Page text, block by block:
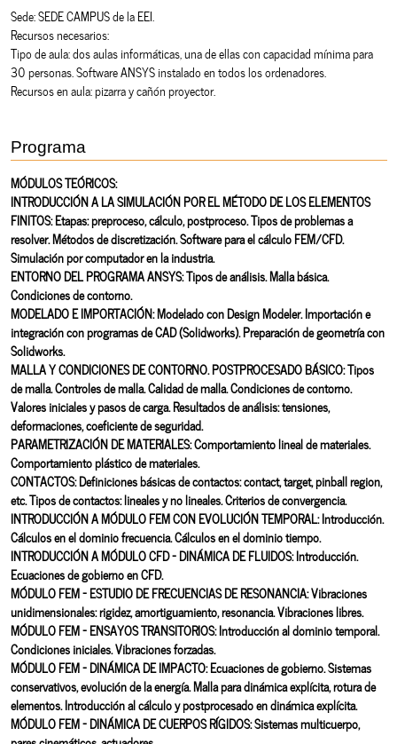
Sede: SEDE CAMPUS de la EEI.
Recursos necesarios:
Tipo de aula: dos aulas informáticas, una de ellas con capacidad mínima para
30 personas. Software ANSYS instalado en todos los ordenadores.
Recursos en aula: pizarra y cañón proyector.
Programa
MÓDULOS TEÓRICOS:
INTRODUCCIÓN A LA SIMULACIÓN POR EL MÉTODO DE LOS ELEMENTOS
FINITOS: Etapas: preproceso, cálculo, postproceso. Tipos de problemas a
resolver. Métodos de discretización. Software para el cálculo FEM/CFD.
Simulación por computador en la industria.
ENTORNO DEL PROGRAMA ANSYS: Tipos de análisis. Malla básica.
Condiciones de contorno.
MODELADO E IMPORTACIÓN: Modelado con Design Modeler. Importación e
integración con programas de CAD (Solidworks). Preparación de geometría con
Solidworks.
MALLA Y CONDICIONES DE CONTORNO. POSTPROCESADO BÁSICO: Tipos
de malla. Controles de malla. Calidad de malla. Condiciones de contorno.
Valores iniciales y pasos de carga. Resultados de análisis: tensiones,
deformaciones, coeficiente de seguridad.
PARAMETRIZACIÓN DE MATERIALES: Comportamiento lineal de materiales.
Comportamiento plástico de materiales.
CONTACTOS: Definiciones básicas de contactos: contact, target, pinball region,
etc. Tipos de contactos: lineales y no lineales. Criterios de convergencia.
INTRODUCCIÓN A MÓDULO FEM CON EVOLUCIÓN TEMPORAL: Introducción.
Cálculos en el dominio frecuencia. Cálculos en el dominio tiempo.
INTRODUCCIÓN A MÓDULO CFD - DINÁMICA DE FLUIDOS: Introducción.
Ecuaciones de gobierno en CFD.
MÓDULO FEM - ESTUDIO DE FRECUENCIAS DE RESONANCIA: Vibraciones
unidimensionales: rigidez, amortiguamiento, resonancia. Vibraciones libres.
MÓDULO FEM - ENSAYOS TRANSITORIOS: Introducción al dominio temporal.
Condiciones iniciales. Vibraciones forzadas.
MÓDULO FEM - DINÁMICA DE IMPACTO: Ecuaciones de gobierno. Sistemas
conservativos, evolución de la energía. Malla para dinámica explícita, rotura de
elementos. Introducción al cálculo y postprocesado en dinámica explícita.
MÓDULO FEM - DINÁMICA DE CUERPOS RÍGIDOS: Sistemas multicuerpo,